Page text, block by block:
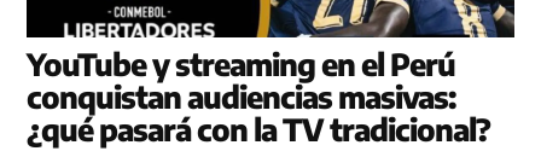
YouTube y streaming en el Perú
conquistan audiencias masivas:
¿qué pasará con la TV tradicional?